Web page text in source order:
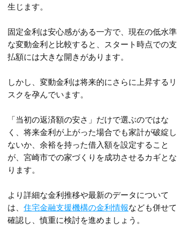
生じます。
固定金利は安心感がある一方で、現在の低水準
な変動金利と比較すると、スタート時点での支
払額には大きな開きがあります。
しかし、変動金利は将来的にさらに上昇するリ
スクを孕んでいます。
「当初の返済額の安さ」だけで選ぶのではな
く、将来金利が上がった場合でも家計が破綻し
ないか、余裕を持った借入額を設定すること
が、宮崎市での家づくりを成功させるカギとな
ります。
より詳細な金利推移や最新のデータについて
は、 住宅金融支援機構の金利情報なども併せて
確認し、慎重に検討を進めましょう。